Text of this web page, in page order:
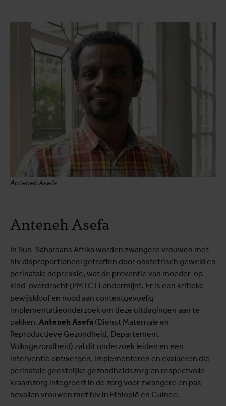
Anteneh Asefa
Anteneh Asefa
In Sub-Saharaans Afrika worden zwangere vrouwen met
hiv disproportioneel getroffen door obstetrisch geweld en
perinatale depressie, wat de preventie van moeder-op-
kind-overdracht (PMTCT) ondermijnt. Er is een kritieke
bewijskloof en nood aan contextgevoelig
implementatieonderzoek om deze uitdagingen aan te
pakken. Anteneh Asefa (Dienst Maternale en
Reproductieve Gezondheid, Departement
Volksgezondheid) zal dit onderzoek leiden en een
interventie ontwerpen, implementeren en evalueren die
perinatale geestelijke gezondheidszorg en respectvolle
kraamzorg integreert in de zorg voor zwangere en pas
bevallen vrouwen met hiv in Ethiopië en Guinee.